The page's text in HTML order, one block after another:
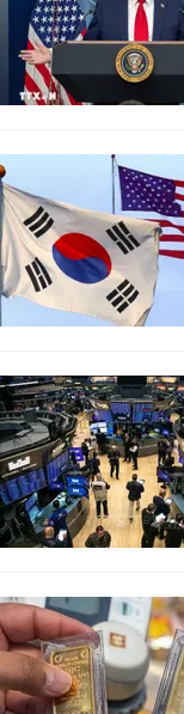
Thị trường
Tư vấn